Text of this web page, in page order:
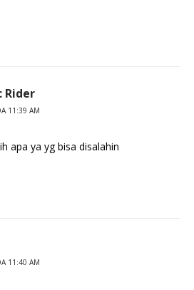
Rider
11:39 AM
apa ya yg bisa disalahin
11:40 AM